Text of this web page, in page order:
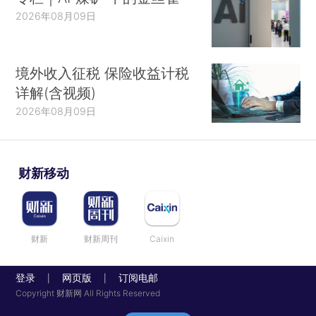
2026年08月09日
境外收入征税 保险收益计税
详解(含视频)
2026年08月09日
财新移动
财新 财新周刊 Caixin
登录 网页版 订阅电邮
Copyright 财新网 All Rights Reserved